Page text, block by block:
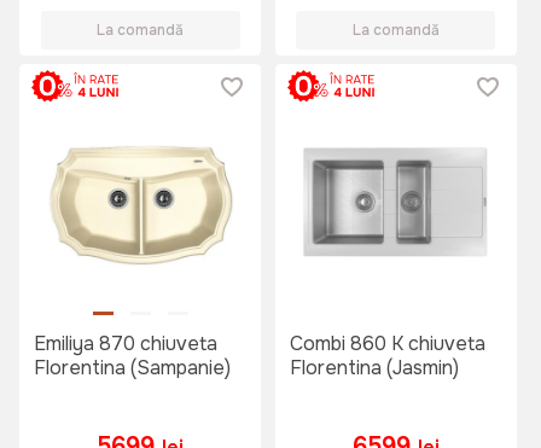
La comandă La comandă
Emiliya 870 chiuveta
Florentina (Sampanie)
Combi 860 K chiuveta
Florentina (Jasmin)